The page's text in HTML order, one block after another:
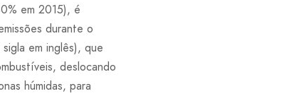
em 2015), é
durante o
em inglês), que
deslocando
húmidas, para